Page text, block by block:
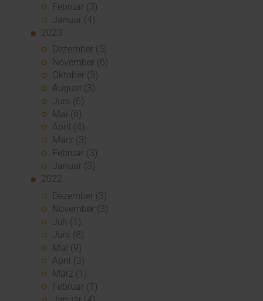
Februar (3)
Januar (4)
2023
Dezember (5)
November (6)
Oktober (3)
August (3)
Juni (6)
Mai (6)
April (4)
März (3)
Februar (3)
Januar (3)
2022
Dezember (3)
November (3)
Juli (1)
Juni (8)
Mai (9)
April (3)
März (1)
Februar (1)